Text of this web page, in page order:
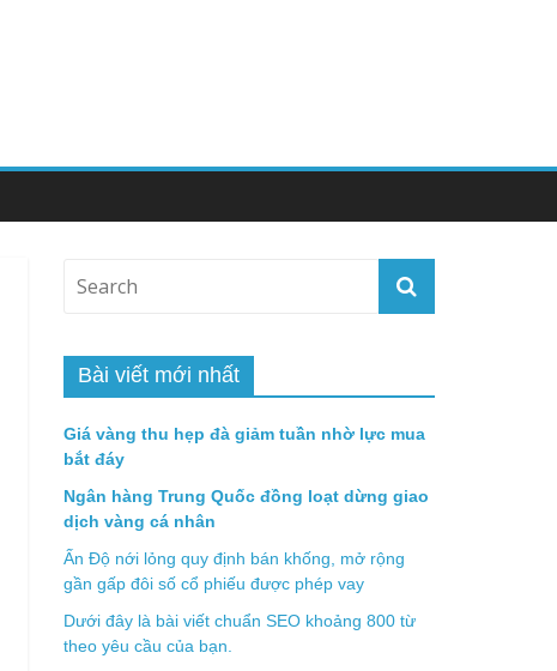
Bài viết mới nhất
Giá vàng thu hẹp đà giảm tuần nhờ lực mua
bắt đáy
Ngân hàng Trung Quốc đồng loạt dừng giao
dịch vàng cá nhân
Ấn Độ nới lỏng quy định bán khống, mở rộng
gần gấp đôi số cổ phiếu được phép vay
Dưới đây là bài viết chuẩn SEO khoảng 800 từ
theo yêu cầu của bạn.